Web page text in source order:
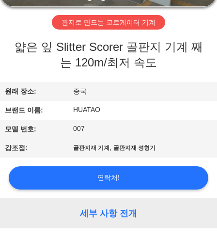
리
여
공
장
행
판지로 만드는 코르게이터 기계
얇은 잎 Slitter Scorer 골판지 기계 째
는 120m/최저 속도
원래 장소: 중국
브랜드 이름: HUATAO
모델 번호: 007
강조점: 골판지재 기계 , 골판지재 성형기
연락처!
세부 사항 전개